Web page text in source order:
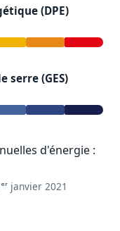
(DPE)
serre (GES)
d'énergie :
janvier 2021